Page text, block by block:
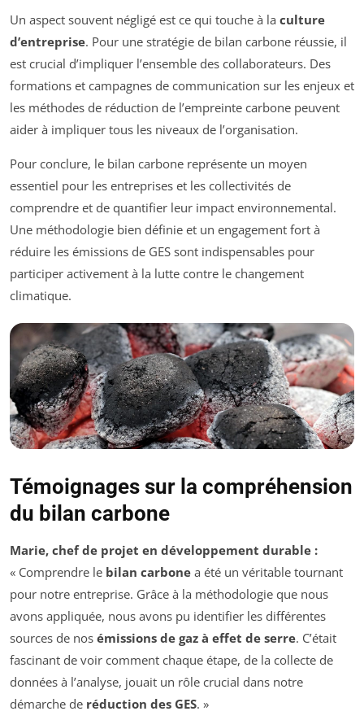
Un aspect souvent négligé est ce qui touche à la culture
d’entreprise. Pour une stratégie de bilan carbone réussie, il
est crucial d’impliquer l’ensemble des collaborateurs. Des
formations et campagnes de communication sur les enjeux et
les méthodes de réduction de l’empreinte carbone peuvent
aider à impliquer tous les niveaux de l’organisation.
Pour conclure, le bilan carbone représente un moyen
essentiel pour les entreprises et les collectivités de
comprendre et de quantifier leur impact environnemental.
Une méthodologie bien définie et un engagement fort à
réduire les émissions de GES sont indispensables pour
participer activement à la lutte contre le changement
climatique.
Témoignages sur la compréhension
du bilan carbone
Marie, chef de projet en développement durable :
« Comprendre le bilan carbone a été un véritable tournant
pour notre entreprise. Grâce à la méthodologie que nous
avons appliquée, nous avons pu identifier les différentes
sources de nos émissions de gaz à effet de serre. C’était
fascinant de voir comment chaque étape, de la collecte de
données à l’analyse, jouait un rôle crucial dans notre
démarche de réduction des GES. »